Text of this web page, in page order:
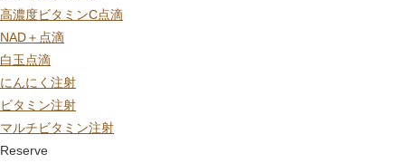
高濃度ビタミンC点滴
NAD＋点滴
白玉点滴
にんにく注射
ビタミン注射
マルチビタミン注射
Reserve